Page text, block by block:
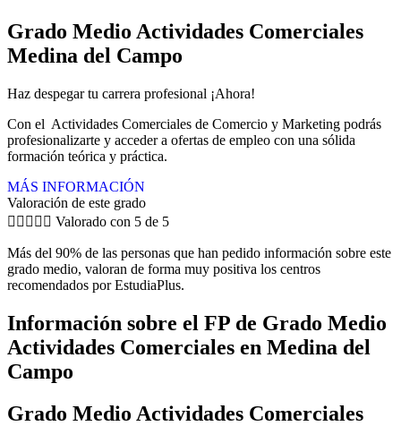
Grado Medio Actividades Comerciales
Medina del Campo
Haz despegar tu carrera profesional ¡Ahora!
Con el Actividades Comerciales de Comercio y Marketing podrás
profesionalizarte y acceder a ofertas de empleo con una sólida
formación teórica y práctica.
MÁS INFORMACIÓN
Valoración de este grado
     Valorado con 5 de 5
Más del 90% de las personas que han pedido información sobre este
grado medio, valoran de forma muy positiva los centros
recomendados por EstudiaPlus.
Información sobre el FP de Grado Medio
Actividades Comerciales en Medina del
Campo
Grado Medio Actividades Comerciales